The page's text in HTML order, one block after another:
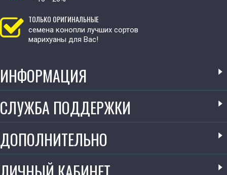
ТОЛЬКО ОРИГИНАЛЬНЫЕ
семена конопли лучших сортов
марихуаны для Вас!
ИНФОРМАЦИЯ
СЛУЖБА ПОДДЕРЖКИ
ДОПОЛНИТЕЛЬНО